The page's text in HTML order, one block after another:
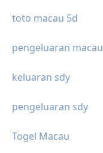
toto macau 5d
pengeluaran macau
keluaran sdy
pengeluaran sdy
Togel Macau